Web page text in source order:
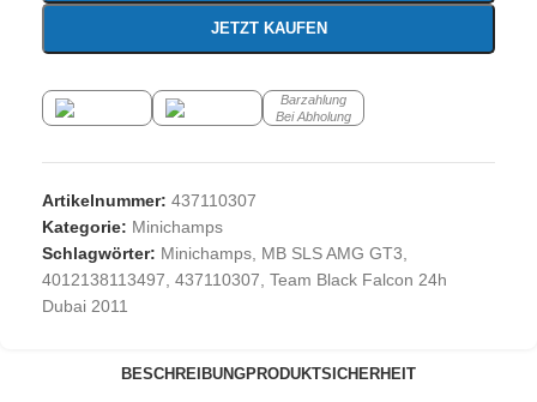
JETZT KAUFEN
Barzahlung
Bei Abholung
Artikelnummer: 437110307
Kategorie: Minichamps
Schlagwörter: Minichamps, MB SLS AMG GT3,
4012138113497, 437110307, Team Black Falcon 24h
Dubai 2011
BESCHREIBUNGPRODUKTSICHERHEIT